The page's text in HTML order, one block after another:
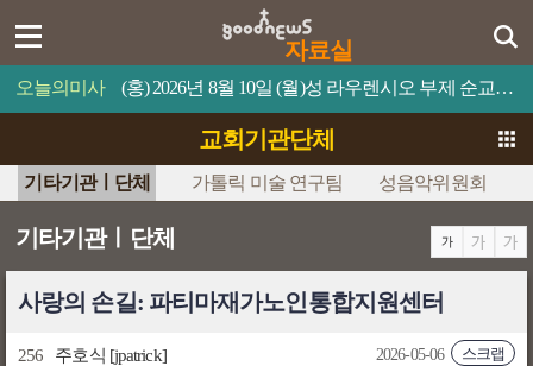
자료실
오늘의미사 (홍) 2026년 8월 10일 (월)성 라우렌시오 부제 순교자 축일누구든지 나를 섬기면 아버지께서 그를 존중해 주실 것이다.
교회기관단체
기타기관ㅣ단체 가톨릭 미술 연구팀 성음악위원회
기타기관ㅣ단체
사랑의 손길: 파티마재가노인통합지원센터
256 주호식 [jpatrick] 스크랩
2026-05-06